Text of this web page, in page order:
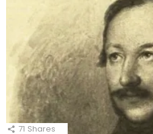
71 Shares